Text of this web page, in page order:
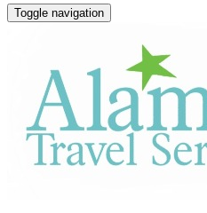
Toggle navigation